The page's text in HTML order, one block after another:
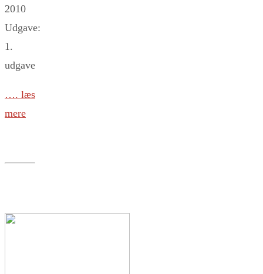
2010
Udgave:
1.
udgave
…. læs
mere